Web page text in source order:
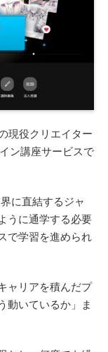
現役クリエイター
ン講座サービスで
に直結するジャ
うに通学する必要
で学習を進められ
ャリアを積んだプ
動いているか」ま